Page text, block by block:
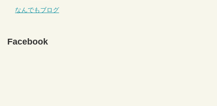
なんでもブログ
Facebook